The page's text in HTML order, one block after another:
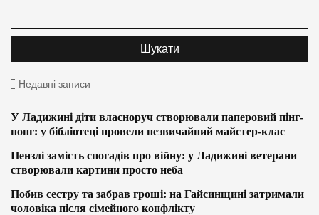
Недавні записи
У Ладижині діти власноруч створювали паперовий пінг-
понг: у бібліотеці провели незвичайний майстер-клас
Пензлі замість спогадів про війну: у Ладижині ветерани
створювали картини просто неба
Побив сестру та забрав гроші: на Гайсинщині затримали
чоловіка після сімейного конфлікту